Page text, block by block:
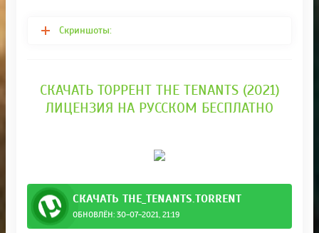
Скриншоты:
СКАЧАТЬ ТОРРЕНТ THE TENANTS (2021)
ЛИЦЕНЗИЯ НА РУССКОМ БЕСПЛАТНО
СКАЧАТЬ THE_TENANTS.TORRENT
ОБНОВЛЁН: 30-07-2021, 21:19